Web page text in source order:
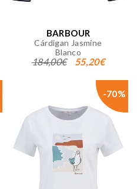
BARBOUR
Cárdigan Jasmine
Blanco
184,00€ 55,20€
-70%